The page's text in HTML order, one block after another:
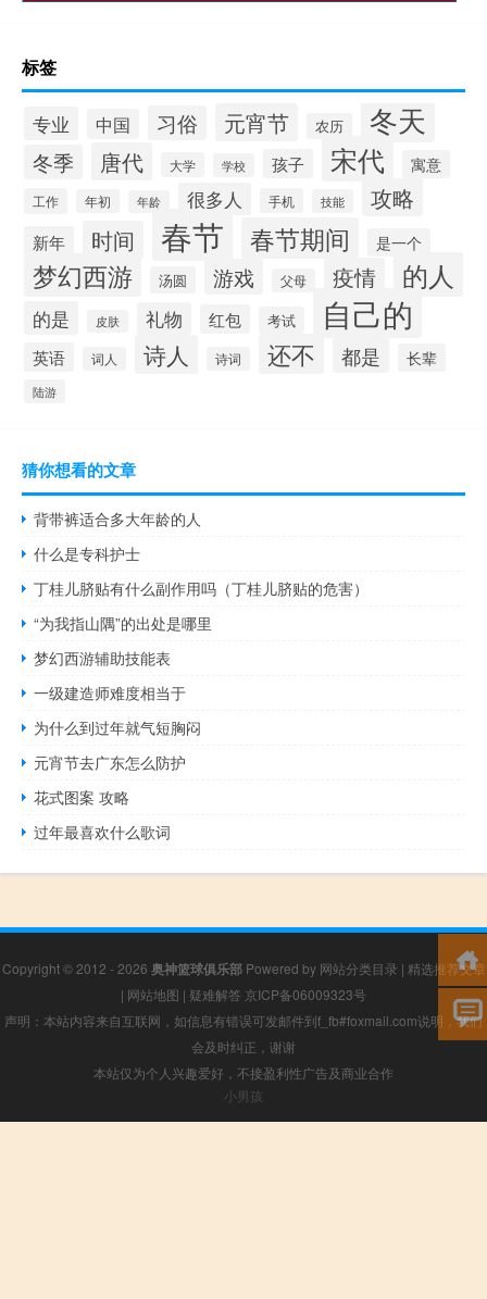
标签
专业 中国 习俗 元宵节 农历 冬天
冬季 唐代 大学 学校 孩子 宋代 寓意
工作 年初 年龄 很多人 手机 技能 攻略
新年 时间 春节 春节期间 是一个
梦幻西游 汤圆 游戏 父母 疫情 的人
的是 皮肤 礼物 红包 考试 自己的
英语 词人 诗人 诗词 还不 都是 长辈
陆游
猜你想看的文章
背带裤适合多大年龄的人
什么是专科护士
丁桂儿脐贴有什么副作用吗（丁桂儿脐贴的危害）
“为我指山隅”的出处是哪里
梦幻西游辅助技能表
一级建造师难度相当于
为什么到过年就气短胸闷
元宵节去广东怎么防护
花式图案 攻略
过年最喜欢什么歌词
Copyright © 2012 - 2026 奥神篮球俱乐部Powered by 网站分类目录 | 精选推荐文章
| 网站地图 | 疑难解答 京ICP备06009323号
声明：本站内容来自互联网，如信息有错误可发邮件到f_fb#foxmail.com说明，我们
会及时纠正，谢谢
本站仅为个人兴趣爱好，不接盈利性广告及商业合作
小男孩